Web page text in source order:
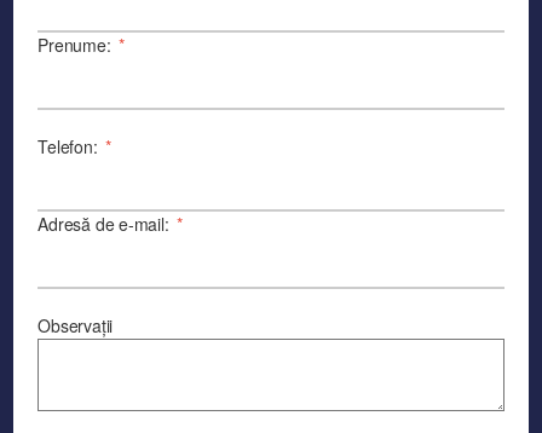
Prenume: *
Telefon: *
Adresă de e-mail: *
Observații